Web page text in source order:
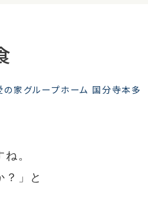
の家グループホーム 国分寺本多
。
？」と